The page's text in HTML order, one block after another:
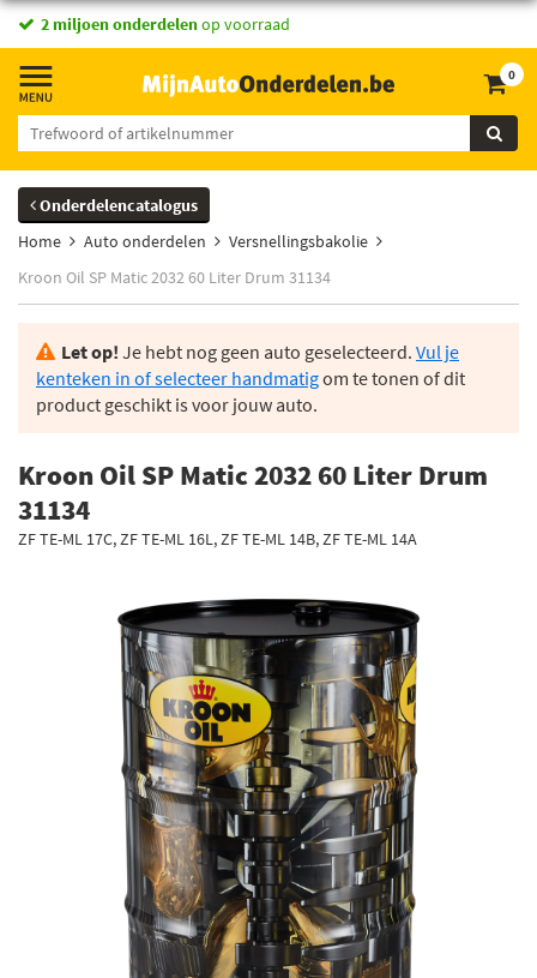
2 miljoen onderdelenop voorraad
0
Onderdelencatalogus
Home
Auto onderdelen
Versnellingsbakolie
Kroon Oil SP Matic 2032 60 Liter Drum 31134
Let op! Je hebt nog geen auto geselecteerd. Vul je
kenteken in of selecteer handmatigom te tonen of dit
product geschikt is voor jouw auto.
Kroon Oil SP Matic 2032 60 Liter Drum
31134
ZF TE-ML 17C, ZF TE-ML 16L, ZF TE-ML 14B, ZF TE-ML 14A